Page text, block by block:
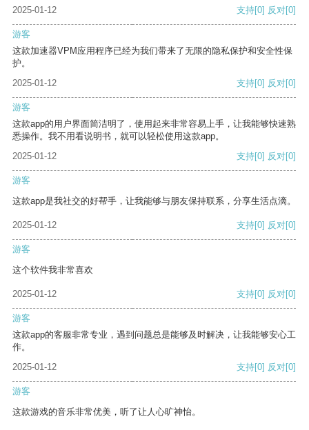
2025-01-12 支持[0] 反对[0]
游客
这款加速器VPM应用程序已经为我们带来了无限的隐私保护和安全性保
护。
2025-01-12
支持[0] 反对[0]
游客
这款app的用户界面简洁明了，使用起来非常容易上手，让我能够快速熟
悉操作。我不用看说明书，就可以轻松使用这款app。
2025-01-12
支持[0] 反对[0]
游客
这款app是我社交的好帮手，让我能够与朋友保持联系，分享生活点滴。
2025-01-12 支持[0] 反对[0]
游客
这个软件我非常喜欢
2025-01-12 支持[0] 反对[0]
游客
这款app的客服非常专业，遇到问题总是能够及时解决，让我能够安心工
作。
2025-01-12
支持[0] 反对[0]
游客
这款游戏的音乐非常优美，听了让人心旷神怡。